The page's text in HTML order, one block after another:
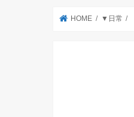
HOME ▼日常